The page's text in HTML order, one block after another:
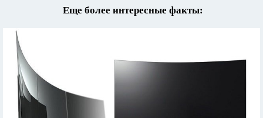
Еще более интересные факты: